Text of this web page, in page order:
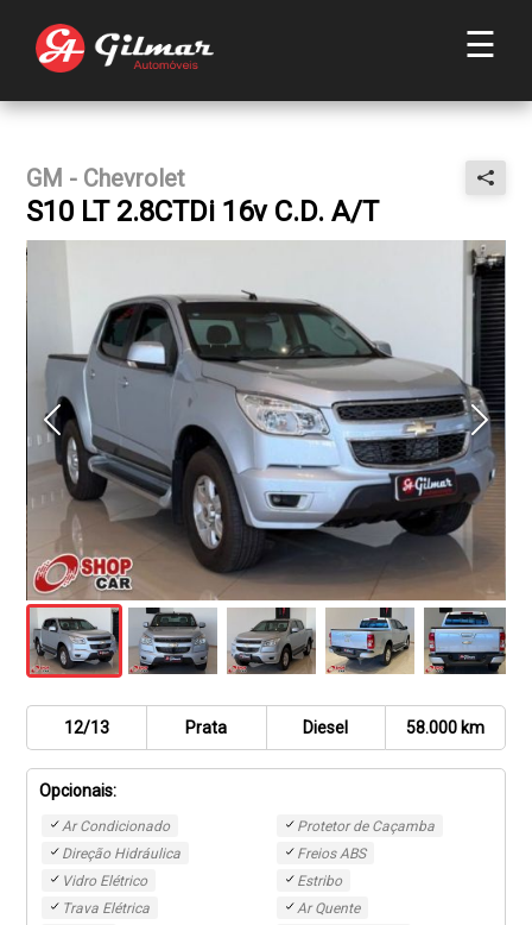
☰
GM - Chevrolet
S10 LT 2.8CTDi 16v C.D. A/T
12/13 Prata Diesel 58.000km
Opcionais:
Ar Condicionado
Direção Hidráulica
Vidro Elétrico
Trava Elétrica
Protetor de Caçamba
Freios ABS
Estribo
Ar Quente